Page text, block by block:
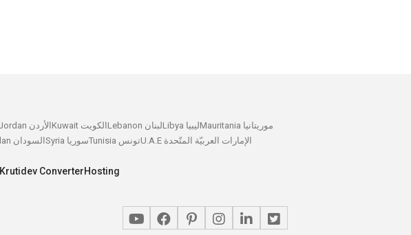
Jordan الأردن Kuwait الكويت Lebanon لبنان Libya ليبيا
Mauritania موريتانيا
Sudan السودان Syria سوريا Tunisia تونس
U.A.E الإمارات العربيّة المتّحدة
Krutidev ConverterHosting